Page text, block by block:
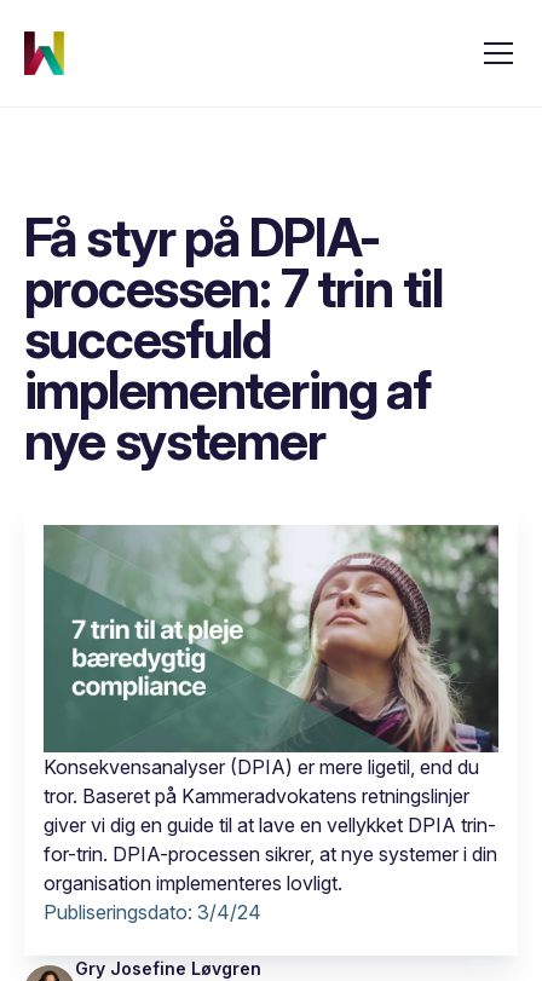
Få styr på DPIA-
processen: 7 trin til
succesfuld
implementering af
nye systemer
Konsekvensanalyser (DPIA) er mere ligetil, end du
tror. Baseret på Kammeradvokatens retningslinjer
giver vi dig en guide til at lave en vellykket DPIA trin-
for-trin. DPIA-processen sikrer, at nye systemer i din
organisation implementeres lovligt.
Publiseringsdato: 3/4/24
Gry Josefine Løvgren